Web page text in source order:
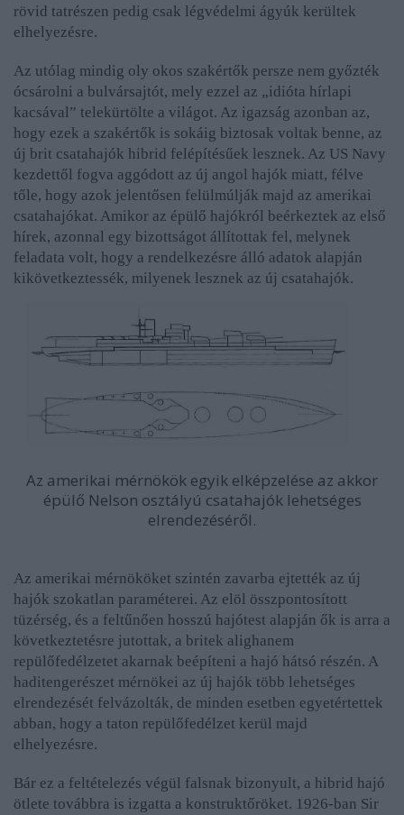
rövid tatrészen pedig csak légvédelmi ágyúk kerültek
elhelyezésre.
Az utólag mindig oly okos szakértők persze nem győzték
ócsárolni a bulvársajtót, mely ezzel az „idióta hírlapi
kacsával” telekürtölte a világot. Az igazság azonban az,
hogy ezek a szakértők is sokáig biztosak voltak benne, az
új brit csatahajók hibrid felépítésűek lesznek. Az US Navy
kezdettől fogva aggódott az új angol hajók miatt, félve
tőle, hogy azok jelentősen felülmúlják majd az amerikai
csatahajókat. Amikor az épülő hajókról beérkeztek az első
hírek, azonnal egy bizottságot állítottak fel, melynek
feladata volt, hogy a rendelkezésre álló adatok alapján
kikövetkeztessék, milyenek lesznek az új csatahajók.
Az amerikai mérnökök egyik elképzelése az akkor
épülő Nelson osztályú csatahajók lehetséges
elrendezéséről.
Az amerikai mérnököket szintén zavarba ejtették az új
hajók szokatlan paraméterei. Az elöl összpontosított
tüzérség, és a feltűnően hosszú hajótest alapján ők is arra a
következtetésre jutottak, a britek alighanem
repülőfedélzetet akarnak beépíteni a hajó hátsó részén. A
haditengerészet mérnökei az új hajók több lehetséges
elrendezését felvázolták, de minden esetben egyetértettek
abban, hogy a taton repülőfedélzet kerül majd
elhelyezésre.
Bár ez a feltételezés végül falsnak bizonyult, a hibrid hajó
ötlete továbbra is izgatta a konstruktőröket. 1926-ban Sir